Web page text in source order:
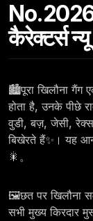
कैरेक्टर्स
🏙️पूरा खिलौना गैंग
होता है, उनके पीछे
वुडी, बज़, जेसी,
बिखेरते हैं✨। यह
🎇。
🖼️छत पर खिलौना
सभी मुख्य किरदार